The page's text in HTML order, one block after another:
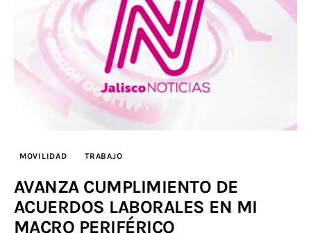
MOVILIDAD TRABAJO
AVANZA CUMPLIMIENTO DE
ACUERDOS LABORALES EN MI
MACRO PERIFÉRICO